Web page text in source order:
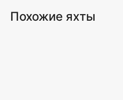
Похожие яхты